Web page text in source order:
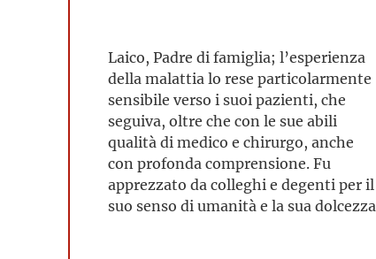
Laico, Padre di famiglia; l’esperienza
della malattia lo rese particolarmente
sensibile verso i suoi pazienti, che
seguiva, oltre che con le sue abili
qualità di medico e chirurgo, anche
con profonda comprensione. Fu
apprezzato da colleghi e degenti per il
suo senso di umanità e la sua dolcezza